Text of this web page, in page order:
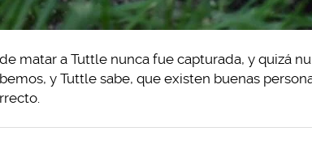
matar a Tuttle nunca fue capturada, y quizá
y Tuttle sabe, que existen buenas